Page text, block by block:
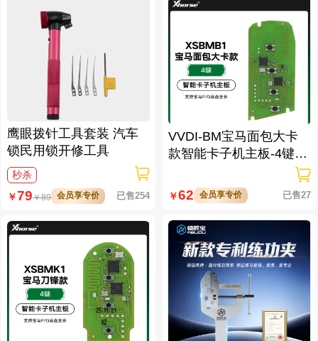
鹰眼拨针工具套装 汽车
锁民用锁开修工具
秒杀
￥79￥89 会员享专价 已售254
VVDI-BM宝马面包大卡
款智能卡子机主板-4键-
￥62 会员享专价 已售27